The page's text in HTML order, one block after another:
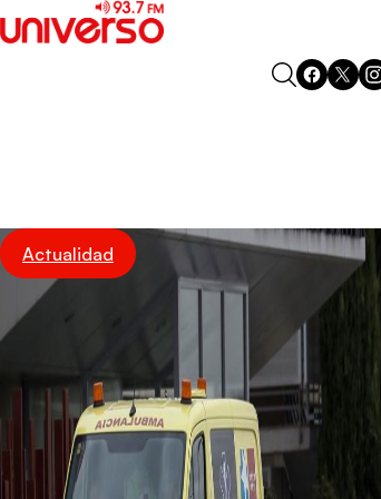
Podcasts
Destacados
Actualidad